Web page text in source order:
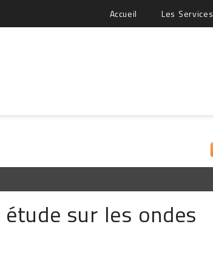
Accueil Les Services
sur les ondes